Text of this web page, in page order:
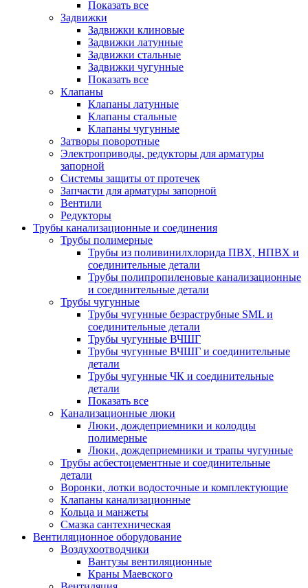
Показать все
Задвижки
Задвижки клиновые
Задвижки латунные
Задвижки стальные
Задвижки чугунные
Показать все
Клапаны
Клапаны латунные
Клапаны стальные
Клапаны чугунные
Затворы поворотные
Электроприводы, редукторы для арматуры
запорной
Системы защиты от протечек
Запчасти для арматуры запорной
Вентили
Редукторы
Трубы канализационные и соединения
Трубы полимерные
Трубы из поливинилхлорида ПВХ, НПВХ и
соединительные детали
Трубы полипропиленовые канализационные
и соединительные детали
Трубы чугунные
Трубы чугунные безраструбные SML и
соединительные детали
Трубы чугунные ВЧШГ
Трубы чугунные ВЧШГ и соединительные
детали
Трубы чугунные ЧК и соединительные
детали
Показать все
Канализационные люки
Люки, дождеприемники и колодцы
полимерные
Люки, дождеприемники и трапы чугунные
Трубы асбестоцементные и соединительные
детали
Воронки, лотки водосточные и комплектующие
Клапаны канализационные
Кольца и манжеты
Смазка сантехническая
Вентиляционное оборудование
Воздухоотводчики
Вантузы вентиляционные
Краны Маевского